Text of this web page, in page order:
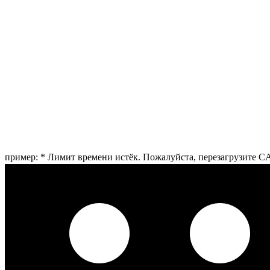
пример: * Лимит времени истёк. Пожалуйста, перезагрузите